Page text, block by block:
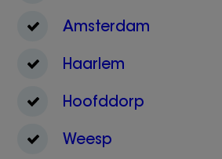
Amsterdam
Haarlem
Hoofddorp
Weesp